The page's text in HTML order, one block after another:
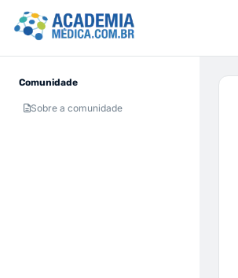
Comunidade
Sobre a comunidade